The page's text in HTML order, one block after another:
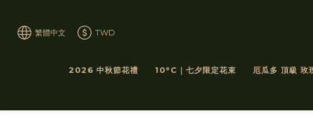
繁體中文 TWD
2026 中秋節花禮 10°C｜七夕限定花束 厄瓜多 頂級 玫